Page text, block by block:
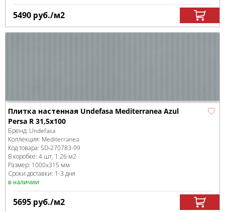
5490 руб./м2
Плитка настенная Undefasa Mediterranea Azul
Persa R 31,5x100
Бренд: Undefasa
Коллекция: Mediterranea
Код товара: SD-270783-99
В коробке: 4 шт, 1.26 м2
Размер: 1000x315 мм
Сроки доставки: 1-3 дня
в наличии
5695 руб./м2